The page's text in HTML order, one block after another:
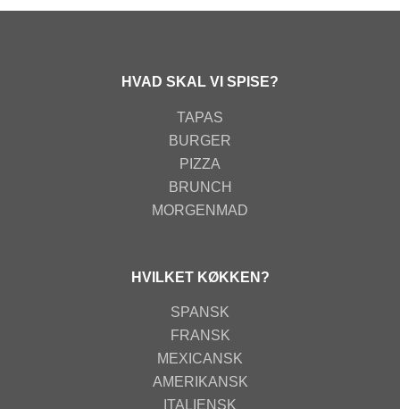
HVAD SKAL VI SPISE?
TAPAS
BURGER
PIZZA
BRUNCH
MORGENMAD
HVILKET KØKKEN?
SPANSK
FRANSK
MEXICANSK
AMERIKANSK
ITALIENSK